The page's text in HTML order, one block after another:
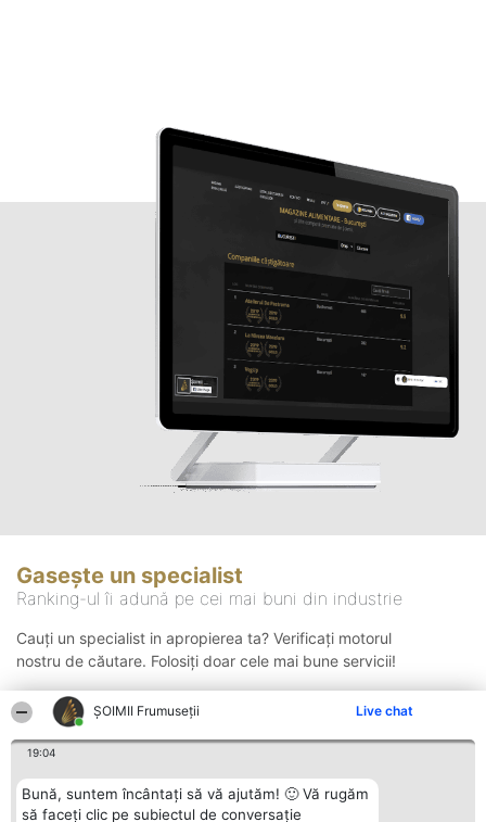
ȘOIMII Frumuseții Live chat
19:04
Bună, suntem încântați să vă ajutăm! 🙂 Vă rugăm
să faceți clic pe subiectul de conversație
Gasește un specialist
Ranking-ul îi adună pe cei mai buni din industrie
Cauți un specialist in apropierea ta? Verificați motorul
nostru de căutare. Folosiți doar cele mai bune servicii!